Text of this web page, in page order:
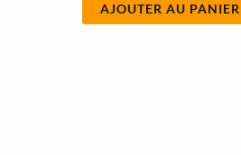
AJOUTER AU PANIER